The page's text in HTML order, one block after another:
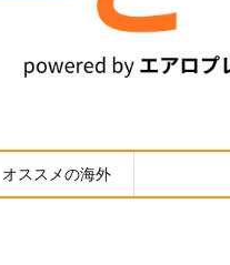
オススメの海外